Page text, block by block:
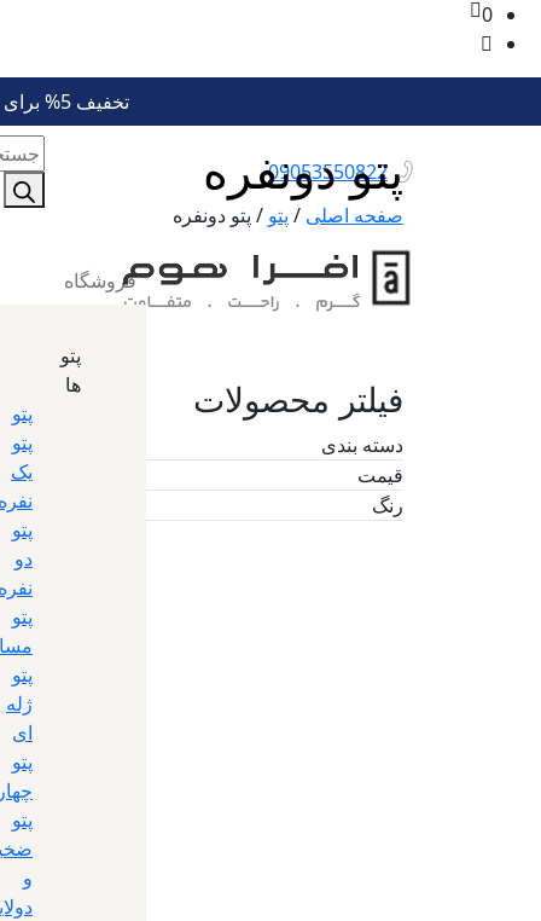
0
تخفیف 5% برای خرید بیش از 6 میلیون تومان
09053550822
فروشگاه
پتو
ها
پتو
پتو
یک
نفره
پتو
دو
نفره
پتو
پتو
ژله
ای
پتو
پتو
و
پتو دونفره
صفحه اصلی / پتو / پتو دونفره
فیلتر محصولات
دسته بندی
قیمت
رنگ